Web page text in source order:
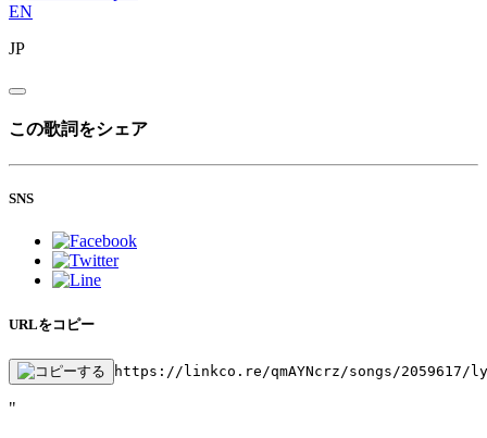
EN
JP
この歌詞をシェア
SNS
URLをコピー
https://linkco.re/qmAYNcrz/songs/2059617/
"